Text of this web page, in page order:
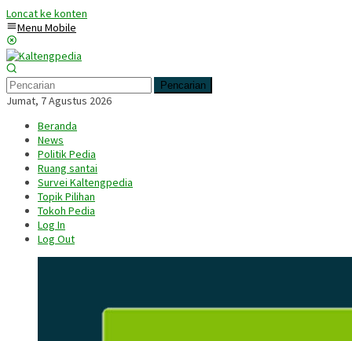
Loncat ke konten
Menu Mobile
Pencarian
Jumat, 7 Agustus 2026
Beranda
News
Politik Pedia
Ruang santai
Survei Kaltengpedia
Topik Pilihan
Tokoh Pedia
Log In
Log Out